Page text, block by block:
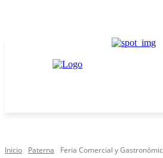
Inicio Paterna Feria Comercial y